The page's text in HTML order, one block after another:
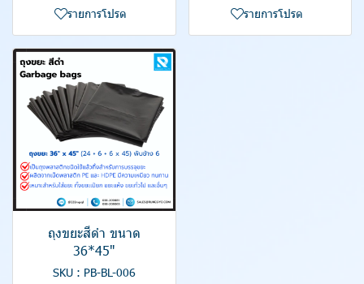
รายการโปรด รายการโปรด
ถุงขยะสีดำ ขนาด
36*45"
SKU : PB-BL-006